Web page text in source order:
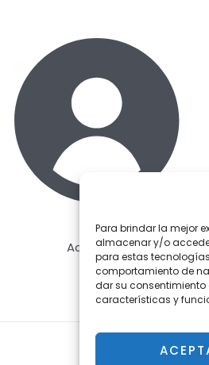
Para brindar la mejor
almacenar y/o
para estas
comportamiento de
dar su
características y
Acceder